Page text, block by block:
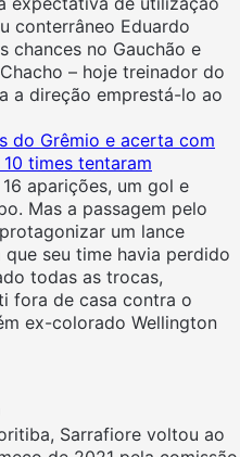
conterrâneo Eduardo
chances no Gauchão e
– hoje treinador do
a direção emprestá-lo ao
do Grêmio e acerta com
times tentaram
aparições, um gol e
Mas a passagem pelo
um lance
seu time havia perdido
todas as trocas,
fora de casa contra o
ex-colorado Wellington
Sarrafiore voltou ao